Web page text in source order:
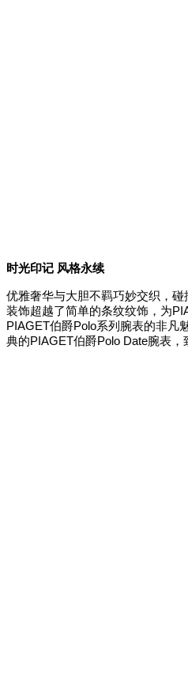
时光印记 风格永续
优雅奢华与大胆不羁巧妙交织，碰
装饰超越了简单的条纹纹饰，为
PIAGET伯爵Polo系列腕表的非凡
典的PIAGET伯爵Polo Date腕表，